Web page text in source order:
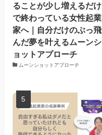
ることが少し増えるだけ
で終わっている女性起業
家へ｜自分だけのぶっ飛
んだ夢を叶えるムーンシ
ョットアプローチ
ムーンショットアプローチ